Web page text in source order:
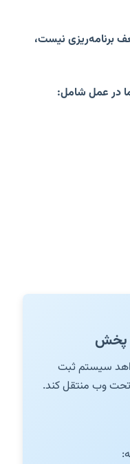
برنامه‌ریزی نیست،
در عمل شامل:
پخش
سیستم ثبت
تحت وب منتقل کند.